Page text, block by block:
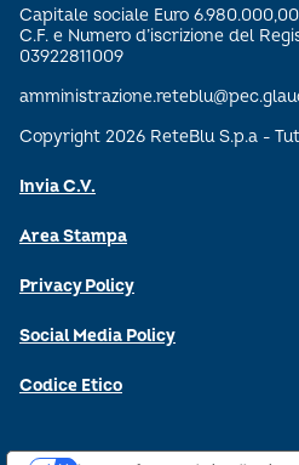
Capitale sociale Euro
C.F. e Numero d’iscrizione del
03922811009
Copyright 2026 ReteBlu S.p.a -
Invia C.V.
Area Stampa
Privacy Policy
Social Media Policy
Codice Etico